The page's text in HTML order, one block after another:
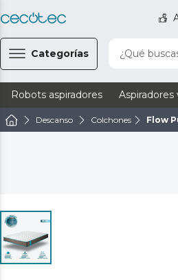
Categorías ¿Qué
Robots aspiradores Aspiradores
Descanso Colchones Flow